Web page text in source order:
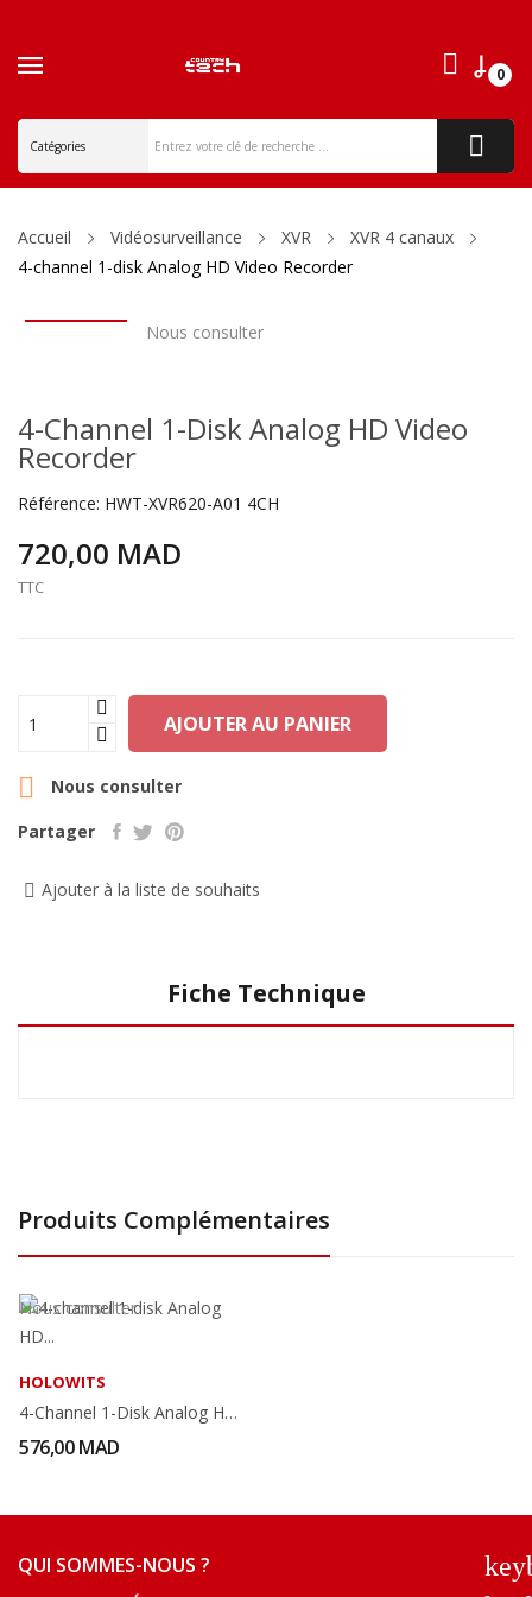
0
Accueil Vidéosurveillance XVR
XVR 4 canaux
4-channel 1-disk Analog HD Video Recorder
Nous consulter
4-Channel 1-Disk Analog HD Video
Recorder
Référence: HWT-XVR620-A01 4CH
720,00 MAD
TTC
AJOUTER AU PANIER
 Nous consulter
Partager
Ajouter à la liste de souhaits
Fiche Technique
Produits Complémentaires
Nous consulter
HOLOWITS
4-Channel 1-Disk Analog HD Video Recorder
576,00 MAD
QUI SOMMES-NOUS ?